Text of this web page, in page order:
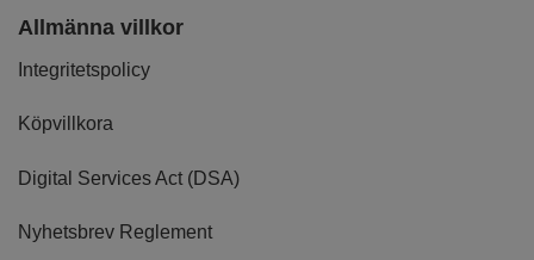
Allmänna villkor
Integritetspolicy
Köpvillkora
Digital Services Act (DSA)
Nyhetsbrev Reglement